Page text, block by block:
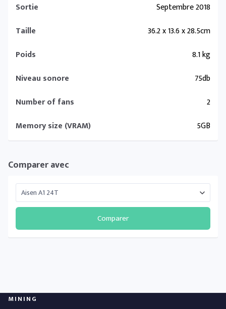
Sortie
Septembre 2018
Taille
36.2 x 13.6 x 28.5cm
Poids
8.1 kg
Niveau sonore
75db
Number of fans
2
Memory size (VRAM)
5GB
Comparer avec
Comparer
MINING